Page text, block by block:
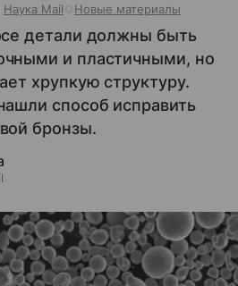
Наука Mail Новые материалы
детали должны быть
и пластичными, но
хрупкую структуру.
способ исправить
бронзы.